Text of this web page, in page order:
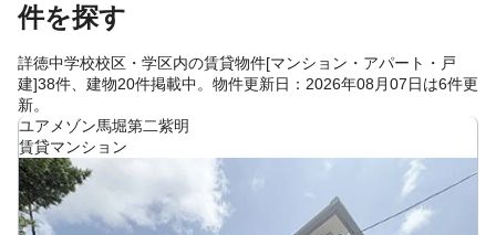
件を探す
詳徳中学校校区・学区内の賃貸物件[マンション・アパート・戸
建]38件、建物20件掲載中。物件更新日：2026年08月07日は6件更
新。
ユアメゾン馬堀第二紫明
賃貸マンション